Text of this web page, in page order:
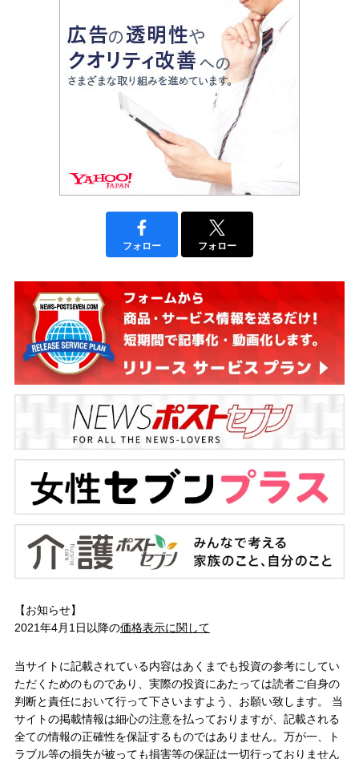
フォロー フォロー
【お知らせ】
2021年4月1日以降の価格表示に関して
当サイトに記載されている内容はあくまでも投資の参考にしてい
ただくためのものであり、実際の投資にあたっては読者ご自身の
判断と責任において行って下さいますよう、お願い致します。 当
サイトの掲載情報は細心の注意を払っておりますが、記載される
全ての情報の正確性を保証するものではありません。万が一、ト
ラブル等の損失が被っても損害等の保証は一切行っておりません